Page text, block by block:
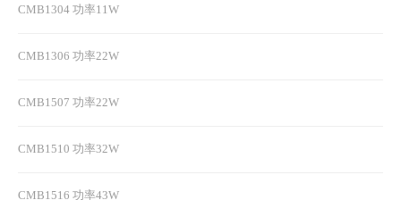
CMB1304 功率11W
CMB1306 功率22W
CMB1507 功率22W
CMB1510 功率32W
CMB1516 功率43W